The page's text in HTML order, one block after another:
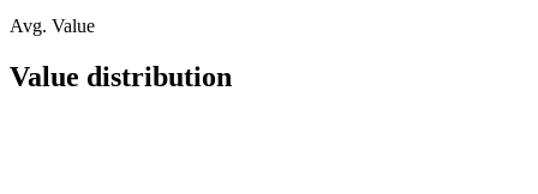
Avg. Value
Value distribution